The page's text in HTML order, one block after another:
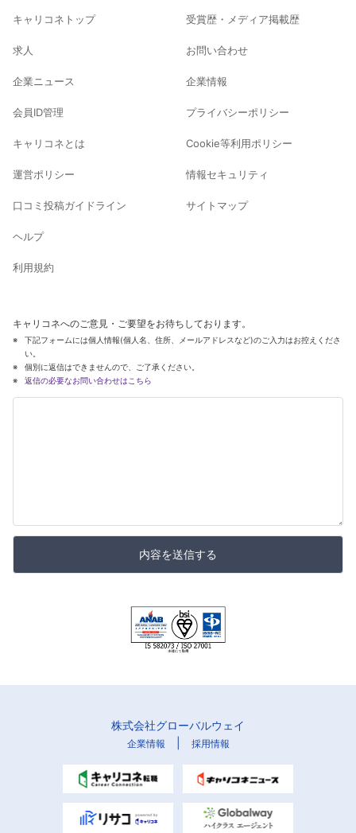
キャリコネトップ
求人
企業ニュース
会員ID管理
キャリコネとは
運営ポリシー
口コミ投稿ガイドライン
ヘルプ
利用規約
受賞歴・メディア掲載歴
お問い合わせ
企業情報
プライバシーポリシー
Cookie等利用ポリシー
情報セキュリティ
サイトマップ
キャリコネへのご意見・ご要望をお待ちしております。
下記フォームには個人情報(個人名、住所、メールアドレスなど)のご入力はお控えくださ
い。
個別に返信はできませんので、ご了承ください。
返信の必要なお問い合わせはこちら
内容を送信する
株式会社グローバルウェイ
企業情報 採用情報